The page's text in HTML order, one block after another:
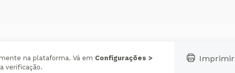
na plataforma. Vá em Configurações >
verificação.
Imprimir